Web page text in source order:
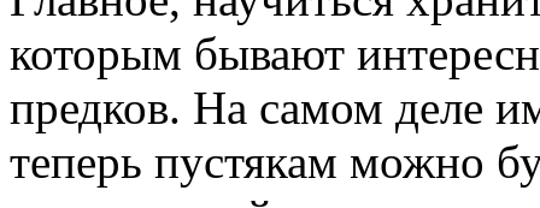
которым бывают
предков. На самом деле
теперь пустякам можно